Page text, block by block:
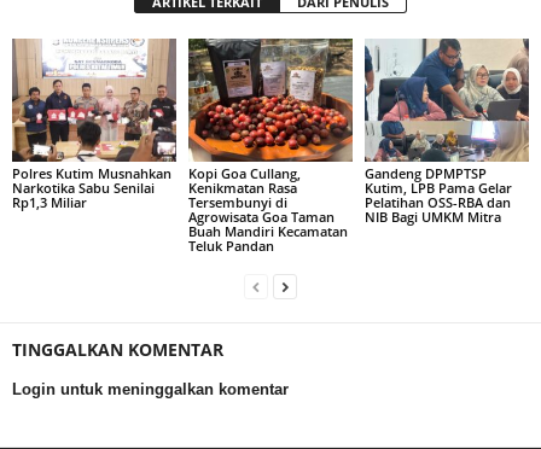
Polres Kutim Musnahkan
Narkotika Sabu Senilai
Rp1,3 Miliar
Kopi Goa Cullang,
Kenikmatan Rasa
Tersembunyi di
Agrowisata Goa Taman
Buah Mandiri Kecamatan
Teluk Pandan
Gandeng DPMPTSP
Kutim, LPB Pama Gelar
Pelatihan OSS-RBA dan
NIB Bagi UMKM Mitra
TINGGALKAN KOMENTAR
Login untuk meninggalkan komentar